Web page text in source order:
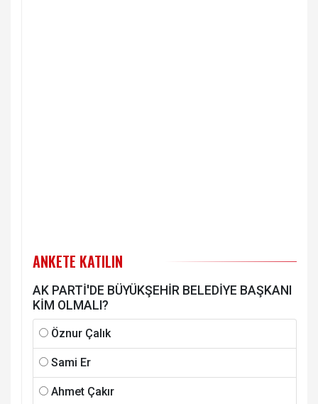
ANKETE KATILIN
AK PARTİ'DE BÜYÜKŞEHİR BELEDİYE BAŞKANI
KİM OLMALI?
Öznur Çalık
Sami Er
Ahmet Çakır